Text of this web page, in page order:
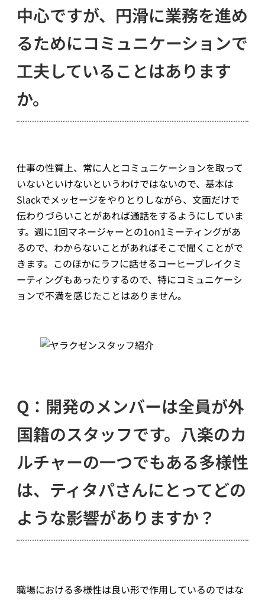
中心ですが、円滑に業務を進め
るためにコミュニケーションで
工夫していることはあります
か。
仕事の性質上、常に人とコミュニケーションを取って
いないといけないというわけではないので、基本は
Slackでメッセージをやりとりしながら、文面だけで
伝わりづらいことがあれば通話をするようにしていま
す。週に1回マネージャーとの1on1ミーティングがあ
るので、わからないことがあればそこで聞くことがで
きます。このほかにラフに話せるコーヒーブレイクミ
ーティングもあったりするので、特にコミュニケーシ
ョンで不満を感じたことはありません。
Q：開発のメンバーは全員が外
国籍のスタッフです。八楽のカ
ルチャーの一つでもある多様性
は、ティタパさんにとってどの
ような影響がありますか？
職場における多様性は良い形で作用しているのではな